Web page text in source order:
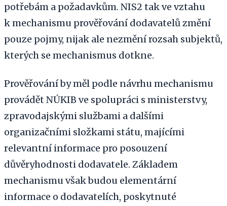
potřebám a požadavkům. NIS2 tak ve vztahu
k mechanismu prověřování dodavatelů změní
pouze pojmy, nijak ale nezmění rozsah subjektů,
kterých se mechanismus dotkne.
Prověřování by měl podle návrhu mechanismu
provádět NÚKIB ve spolupráci s ministerstvy,
zpravodajskými službami a dalšími
organizačními složkami státu, majícími
relevantní informace pro posouzení
důvěryhodnosti dodavatele. Základem
mechanismu však budou elementární
informace o dodavatelích, poskytnuté